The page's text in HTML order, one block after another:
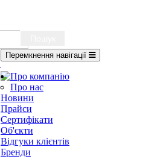
Перемкнення навігації
Про компанію
Про нас
Новини
Прайси
Сертифікати
Об'єкти
Відгуки клієнтів
Бренди